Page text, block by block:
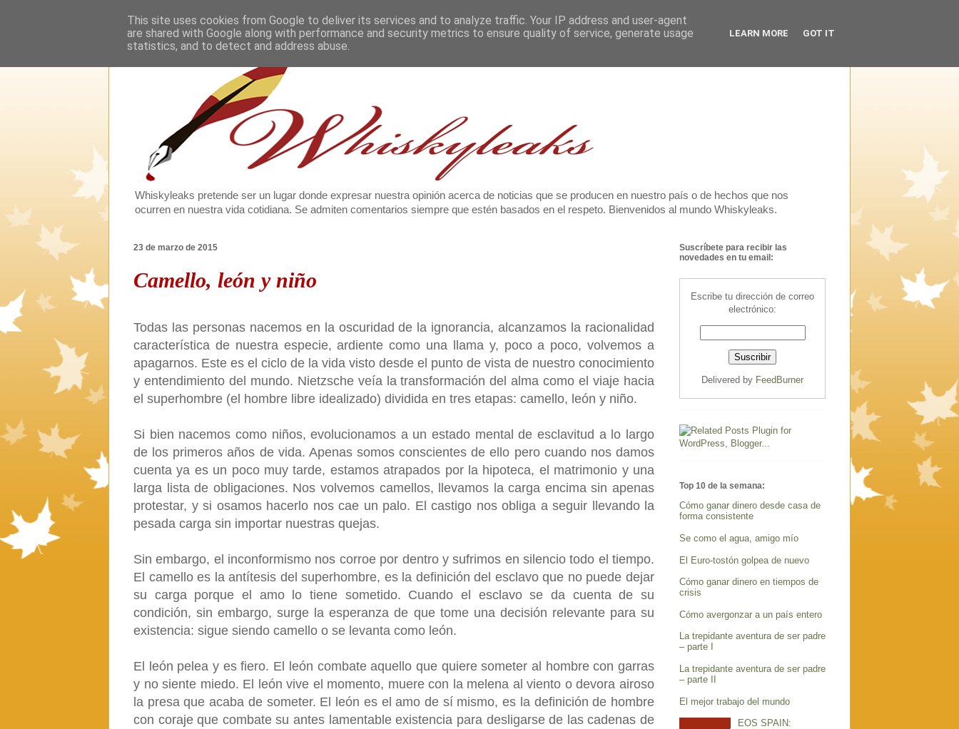
Whiskyleaks pretende ser un lugar donde expresar nuestra opinión acerca de noticias que se producen en nuestro país o de hechos que nos
ocurren en nuestra vida cotidiana. Se admiten comentarios siempre que estén basados en el respeto. Bienvenidos al mundo Whiskyleaks.
23 de marzo de 2015
Camello, león y niño
Todas las personas nacemos en la oscuridad de la ignorancia, alcanzamos la racionalidad
característica de nuestra especie, ardiente como una llama y, poco a poco, volvemos a
apagarnos. Este es el ciclo de la vida visto desde el punto de vista de nuestro conocimiento
y entendimiento del mundo. Nietzsche veía la transformación del alma como el viaje hacia
el superhombre (el hombre libre idealizado) dividida en tres etapas: camello, león y niño.
Si bien nacemos como niños, evolucionamos a un estado mental de esclavitud a lo largo
de los primeros años de vida. Apenas somos conscientes de ello pero cuando nos damos
cuenta ya es un poco muy tarde, estamos atrapados por la hipoteca, el matrimonio y una
larga lista de obligaciones. Nos volvemos camellos, llevamos la carga encima sin apenas
protestar, y si osamos hacerlo nos cae un palo. El castigo nos obliga a seguir llevando la
pesada carga sin importar nuestras quejas.
Sin embargo, el inconformismo nos corroe por dentro y sufrimos en silencio todo el tiempo.
El camello es la antítesis del superhombre, es la definición del esclavo que no puede dejar
su carga porque el amo lo tiene sometido. Cuando el esclavo se da cuenta de su
condición, sin embargo, surge la esperanza de que tome una decisión relevante para su
existencia: sigue siendo camello o se levanta como león.
El león pelea y es fiero. El león combate aquello que quiere someter al hombre con garras
y no siente miedo. El león vive el momento, muere con la melena al viento o devora airoso
la presa que acaba de someter. El león es el amo de sí mismo, es la definición de hombre
con coraje que combate su antes lamentable existencia para desligarse de las cadenas de
Suscríbete para recibir las
novedades en tu email:
Escribe tu dirección de correo
electrónico:
Delivered by FeedBurner
Top 10 de la semana:
Cómo ganar dinero desde casa de
forma consistente
Se como el agua, amigo mío
El Euro-tostón golpea de nuevo
Cómo ganar dinero en tiempos de
crisis
Cómo avergonzar a un país entero
La trepidante aventura de ser padre
– parte I
La trepidante aventura de ser padre
– parte II
El mejor trabajo del mundo
EOS SPAIN:
This site uses cookies from Google to deliver its services and to analyze traffic. Your IP address and user-agent
are shared with Google along with performance and security metrics to ensure quality of service, generate usage
statistics, and to detect and address abuse.
LEARN MORE GOT IT